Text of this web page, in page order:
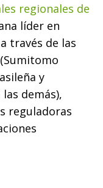
regionales de
líder en
través de las
y
demás),
reguladoras